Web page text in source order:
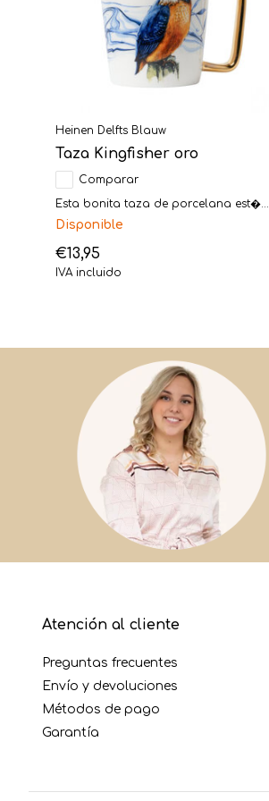
Heinen Delfts Blauw
Taza Kingfisher oro
Comparar
Esta bonita taza de porcelana est�...
Disponible
€13,95
IVA incluido
Atención al cliente
Preguntas frecuentes
Envío y devoluciones
Métodos de pago
Garantía